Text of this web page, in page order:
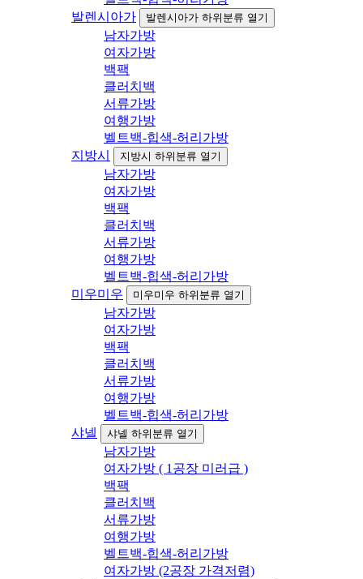
발렌시아가
발렌시아가 하위분류 열기
남자가방
여자가방
백팩
클러치백
서류가방
여행가방
벨트백-힙색-허리가방
지방시
지방시 하위분류 열기
남자가방
여자가방
백팩
클러치백
서류가방
여행가방
벨트백-힙색-허리가방
미우미우
미우미우 하위분류 열기
남자가방
여자가방
백팩
클러치백
서류가방
여행가방
벨트백-힙색-허리가방
샤넬
샤넬 하위분류 열기
남자가방
여자가방 ( 1공장 미러급 )
백팩
클러치백
서류가방
여행가방
벨트백-힙색-허리가방
여자가방 (2공장 가격저렴)